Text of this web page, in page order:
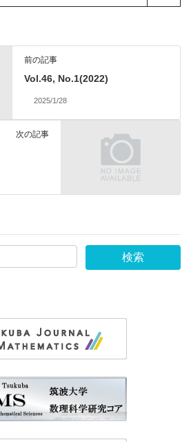
前の記事
Vol.46, No.1(2022)
2025/1/28
次の記事